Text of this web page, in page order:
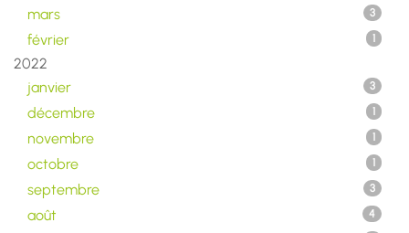
mars 3
février 1
2022
janvier
3
décembre 1
novembre 1
octobre 1
septembre 3
août 4